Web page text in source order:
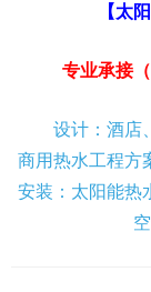
【太
专业承接
设计：酒店
商用热水工程方
安装：太阳能热